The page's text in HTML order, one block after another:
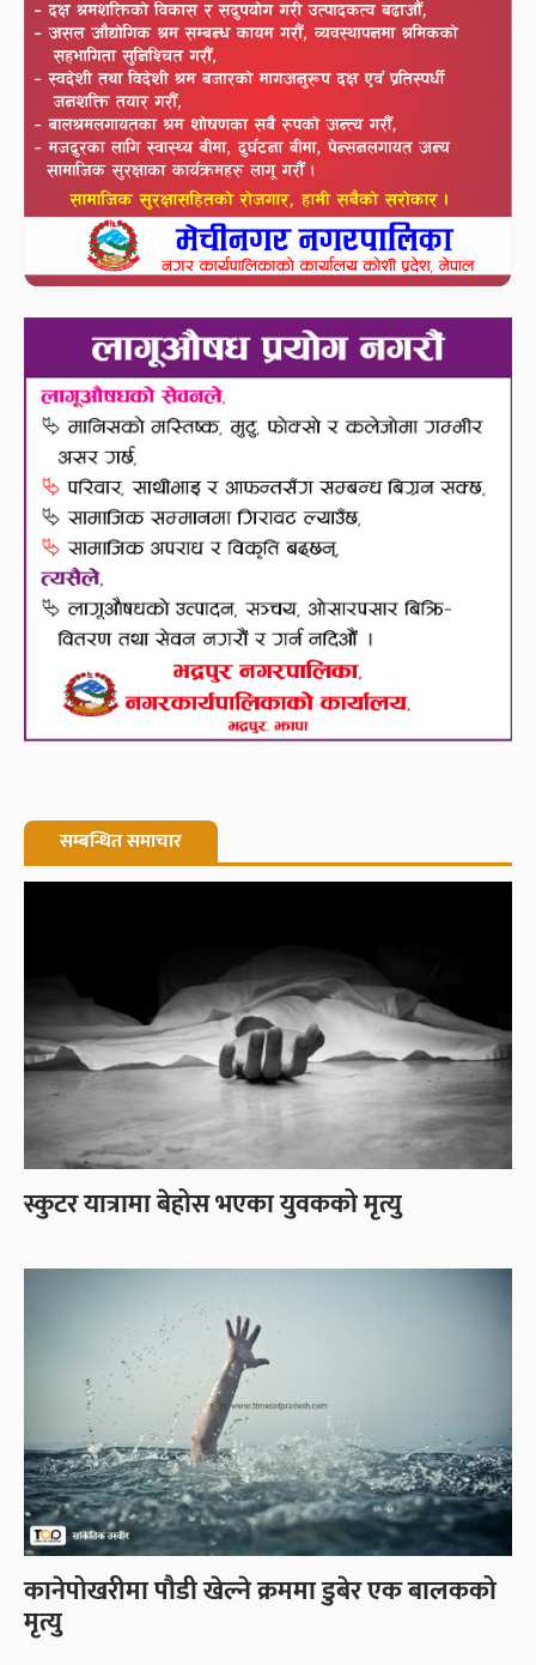
सम्बन्धित समाचार
स्कुटर यात्रामा बेहोस भएका युवकको मृत्यु
कानेपोखरीमा पौडी खेल्ने क्रममा डुबेर एक बालकको
मृत्यु